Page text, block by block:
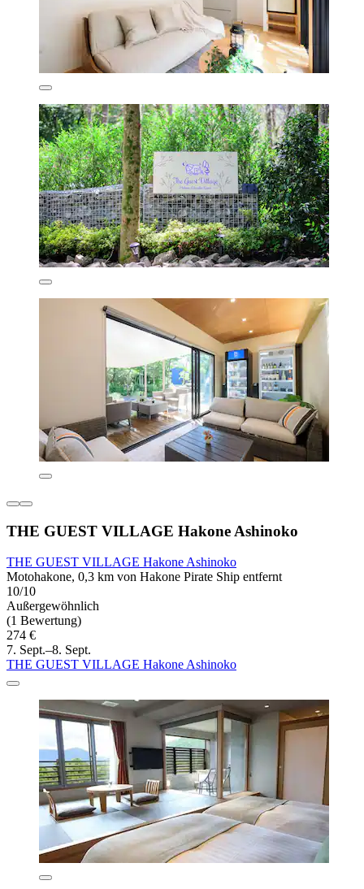
THE GUEST VILLAGE Hakone Ashinoko
THE GUEST VILLAGE Hakone Ashinoko
Motohakone, 0,3 km von Hakone Pirate Ship entfernt
10/10
Außergewöhnlich
(1 Bewertung)
274 €
7. Sept.–8. Sept.
THE GUEST VILLAGE Hakone Ashinoko